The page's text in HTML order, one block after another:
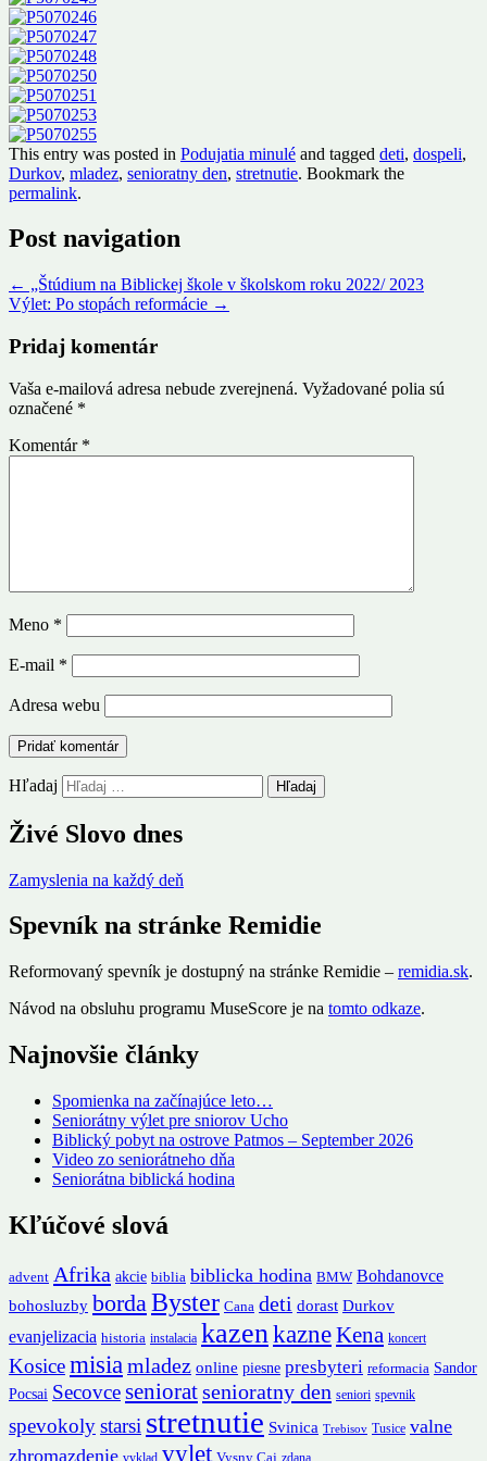
This entry was posted in Podujatia minulé and tagged deti, dospeli,
Durkov, mladez, senioratny den, stretnutie. Bookmark the
permalink.
Post navigation
← „Štúdium na Biblickej škole v školskom roku 2022/ 2023
Výlet: Po stopách reformácie →
Pridaj komentár
Vaša e-mailová adresa nebude zverejnená. Vyžadované polia sú
označené *
Komentár *
Meno *
E-mail *
Adresa webu
Hľadaj
Živé Slovo dnes
Zamyslenia na každý deň
Spevník na stránke Remidie
Reformovaný spevník je dostupný na stránke Remidie – remidia.sk.
Návod na obsluhu programu MuseScore je na tomto odkaze.
Najnovšie články
Spomienka na začínajúce leto…
Seniorátny výlet pre sniorov Ucho
Biblický pobyt na ostrove Patmos – September 2026
Video zo seniorátneho dňa
Seniorátna biblická hodina
Kľúčové slová
advent Afrika akcie biblia biblicka hodina BMW Bohdanovce
bohosluzby bordaByster Cana deti dorast Durkov
evanjelizacia historia instalacia kazenkazneKena koncert
Kosicemisia mladez online piesne presbyteri reformacia Sandor
Pocsai Secovcesenioratsenioratny den seniori spevnik
spevokolystarsi stretnutie Svinica Trebisov Tusice valne
zhromazdenie
vylet Vysny Caj